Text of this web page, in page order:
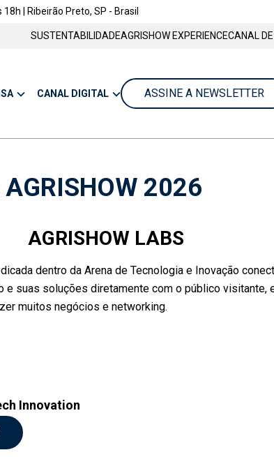
18h | Ribeirão Preto, SP - Brasil
SUSTENTABILIDADEAGRISHOW EXPERIENCECANAL
CANAL DIGITAL ASSINE A NEWSLETTER
2026
AGRISHOW LABS
dentro da Arena de Tecnologia e Inovação
e suas soluções diretamente com o público visitante,
muitos negócios e networking.
Innovation